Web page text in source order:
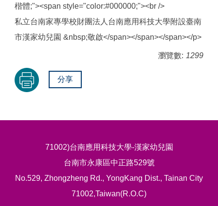
楷體;"><span style="color:#000000;"><br />
私立台南家專學校財團法人台南應用科技大學附設臺南
市漢家幼兒園 &nbsp;敬啟</span></span></span></p>
瀏覽數: 1299
分享
71002)台南應用科技大學-漢家幼兒園
台南市永康區中正路529號
No.529, Zhongzheng Rd., YongKang Dist., Tainan City
71002,Taiwan(R.O.C)